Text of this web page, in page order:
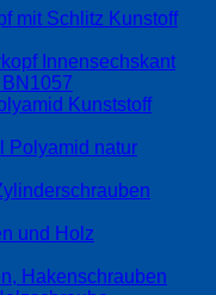
mit Schlitz Kunstoff
Innensechskant
Kunststoff
Polyamid natur
und Holz
Hakenschrauben